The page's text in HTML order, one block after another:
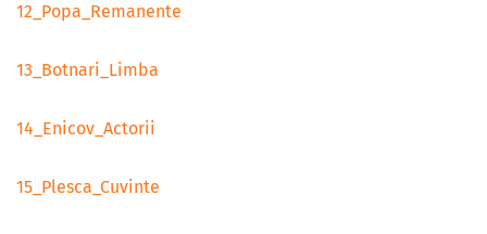
12_Popa_Remanente
13_Botnari_Limba
14_Enicov_Actorii
15_Plesca_Cuvinte